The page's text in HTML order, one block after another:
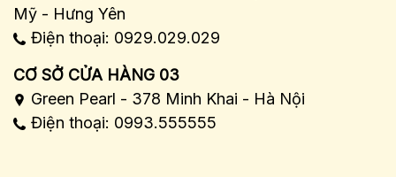
Mỹ - Hưng Yên
Điện thoại: 0929.029.029
CƠ SỞ CỬA HÀNG 03
Green Pearl - 378 Minh Khai - Hà Nội
Điện thoại: 0993.555555